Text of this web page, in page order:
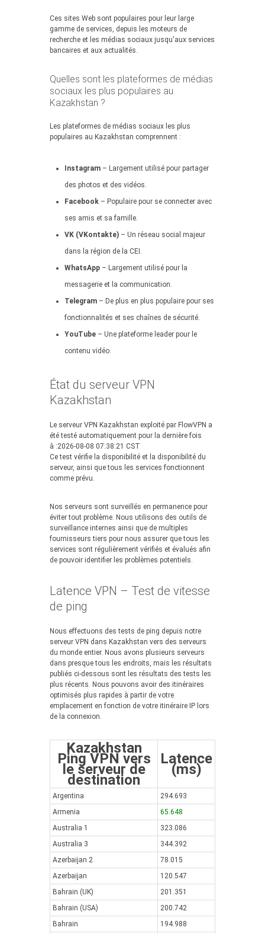
Ces sites Web sont populaires pour leur large
gamme de services, depuis les moteurs de
recherche et les médias sociaux jusqu'aux services
bancaires et aux actualités.
Quelles sont les plateformes de médias
sociaux les plus populaires au
Kazakhstan ?
Les plateformes de médias sociaux les plus
populaires au Kazakhstan comprennent :
Instagram – Largement utilisé pour partager
des photos et des vidéos.
Facebook – Populaire pour se connecter avec
ses amis et sa famille.
VK (VKontakte) – Un réseau social majeur
dans la région de la CEI.
WhatsApp – Largement utilisé pour la
messagerie et la communication.
Telegram – De plus en plus populaire pour ses
fonctionnalités et ses chaînes de sécurité.
YouTube – Une plateforme leader pour le
contenu vidéo.
État du serveur VPN
Kazakhstan
Le serveur VPN Kazakhstan exploité par FlowVPN a
été testé automatiquement pour la dernière fois
à :2026-08-08 07:38:21 CST
Ce test vérifie la disponibilité et la disponibilité du
serveur, ainsi que tous les services fonctionnent
comme prévu.
Nos serveurs sont surveillés en permanence pour
éviter tout problème. Nous utilisons des outils de
surveillance internes ainsi que de multiples
fournisseurs tiers pour nous assurer que tous les
services sont régulièrement vérifiés et évalués afin
de pouvoir identifier les problèmes potentiels.
Latence VPN – Test de vitesse
de ping
Nous effectuons des tests de ping depuis notre
serveur VPN dans Kazakhstan vers des serveurs
du monde entier. Nous avons plusieurs serveurs
dans presque tous les endroits, mais les résultats
publiés ci-dessous sont les résultats des tests les
plus récents. Nous pouvons avoir des itinéraires
optimisés plus rapides à partir de votre
emplacement en fonction de votre itinéraire IP lors
de la connexion.
Kazakhstan
Ping VPN vers
le serveur de
destination
Latence
(ms)
Argentina
294.693
Armenia
65.648
Australia 1
323.086
Australia 3
344.392
Azerbaijan 2
78.015
Azerbaijan
120.547
Bahrain (UK)
201.351
Bahrain (USA)
200.742
Bahrain
194.988